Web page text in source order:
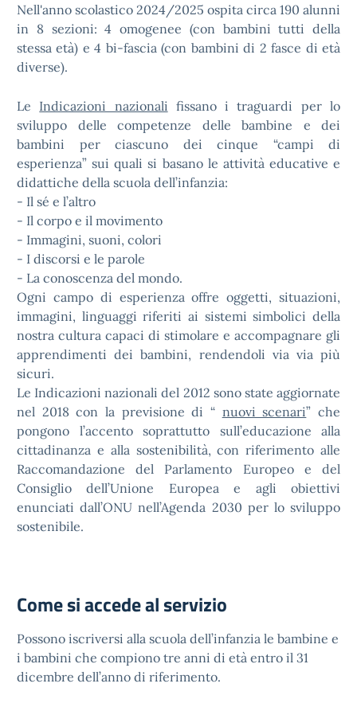
Nell'anno scolastico 2024/2025 ospita circa 190 alunni
in 8 sezioni: 4 omogenee (con bambini tutti della
stessa età) e 4 bi-fascia (con bambini di 2 fasce di età
diverse).
Le Indicazioni nazionali fissano i traguardi per lo
sviluppo delle competenze delle bambine e dei
bambini per ciascuno dei cinque “campi di
esperienza” sui quali si basano le attività educative e
didattiche della scuola dell’infanzia:
- Il sé e l’altro
- Il corpo e il movimento
- Immagini, suoni, colori
- I discorsi e le parole
- La conoscenza del mondo.
Ogni campo di esperienza offre oggetti, situazioni,
immagini, linguaggi riferiti ai sistemi simbolici della
nostra cultura capaci di stimolare e accompagnare gli
apprendimenti dei bambini, rendendoli via via più
sicuri.
Le Indicazioni nazionali del 2012 sono state aggiornate
nel 2018 con la previsione di “ nuovi scenari” che
pongono l’accento soprattutto sull’educazione alla
cittadinanza e alla sostenibilità, con riferimento alle
Raccomandazione del Parlamento Europeo e del
Consiglio dell’Unione Europea e agli obiettivi
enunciati dall’ONU nell’Agenda 2030 per lo sviluppo
sostenibile.
Come si accede al servizio
Possono iscriversi alla scuola dell’infanzia le bambine e
i bambini che compiono tre anni di età entro il 31
dicembre dell’anno di riferimento.